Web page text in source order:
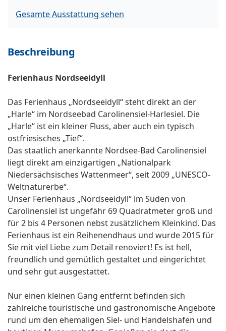
Gesamte Ausstattung sehen
Beschreibung
Ferienhaus Nordseeidyll
Das Ferienhaus „Nordseeidyll“ steht direkt an der
„Harle“ im Nordseebad Carolinensiel-Harlesiel. Die
„Harle“ ist ein kleiner Fluss, aber auch ein typisch
ostfriesisches „Tief“.
Das staatlich anerkannte Nordsee-Bad Carolinensiel
liegt direkt am einzigartigen „Nationalpark
Niedersächsisches Wattenmeer“, seit 2009 „UNESCO-
Weltnaturerbe“.
Unser Ferienhaus „Nordseeidyll“ im Süden von
Carolinensiel ist ungefähr 69 Quadratmeter groß und
für 2 bis 4 Personen nebst zusätzlichem Kleinkind. Das
Ferienhaus ist ein Reihenendhaus und wurde 2015 für
Sie mit viel Liebe zum Detail renoviert! Es ist hell,
freundlich und gemütlich gestaltet und eingerichtet
und sehr gut ausgestattet.
Nur einen kleinen Gang entfernt befinden sich
zahlreiche touristische und gastronomische Angebote
rund um den ehemaligen Siel- und Handelshafen und